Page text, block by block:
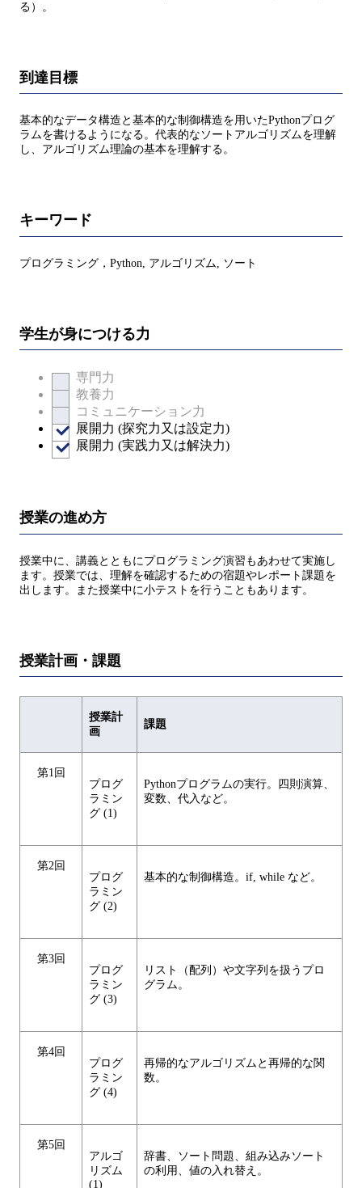
る）。
到達目標
基本的なデータ構造と基本的な制御構造を用いたPythonプログ
ラムを書けるようになる。代表的なソートアルゴリズムを理解
し、アルゴリズム理論の基本を理解する。
キーワード
プログラミング，Python, アルゴリズム, ソート
学生が身につける力
専門力
教養力
コミュニケーション力
展開力 (探究力又は設定力)
展開力 (実践力又は解決力)
授業の進め方
授業中に、講義とともにプログラミング演習もあわせて実施し
ます。授業では、理解を確認するための宿題やレポート課題を
出します。また授業中に小テストを行うこともあります。
授業計画・課題
授業計
画
課題
第1回
プログ
ラミン
グ (1)
Pythonプログラムの実行。四則演算、
変数、代入など。
第2回
プログ
ラミン
グ (2)
基本的な制御構造。if, while など。
第3回
プログ
ラミン
グ (3)
リスト（配列）や文字列を扱うプロ
グラム。
第4回
プログ
ラミン
グ (4)
再帰的なアルゴリズムと再帰的な関
数。
第5回
アルゴ
リズム
(1)
辞書、ソート問題、組み込みソート
の利用、値の入れ替え。